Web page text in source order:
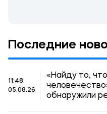
Последние
11:48
05.08.26
«Найду то,
обнаружили